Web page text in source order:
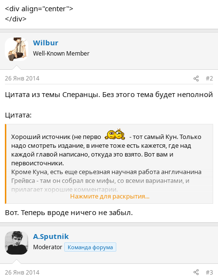
<div align="center">
</div>
Wilbur
Well-Known Member
26 Янв 2014 #2
Цитата из темы Сперанцы. Без этого тема будет неполной
Цитата:
Хороший источник (не перво
- тот самый Кун. Только
надо смотреть издание, в инете тоже есть кажется, где над
каждой главой написано, откуда это взято. Вот вам и
первоисточники.
Кроме Куна, есть еще серьезная научная работа англичанина
Грейвса - там он собрал все мифы, со всеми вариантами, и
прилагает хорошие комментарии.
А тут немного про первоисточники:
Гомер. "Илиада" - мифы троянского цикла, кстати, не все!
Такой известный миф, как история о троянском коне, мы
находим не у Гомера, а у Вергилия (римский поэт "золотого
века") в "Энеиде"
"Одиссея" - мифы об Одиссее
Гесиод - "Теогония" - история о происхождении богов
"Труды и дни"
Нажмите для раскрытия...
Вот. Теперь вроде ничего не забыл.
A.Sputnik
Moderator Команда форума
26 Янв 2014 #3